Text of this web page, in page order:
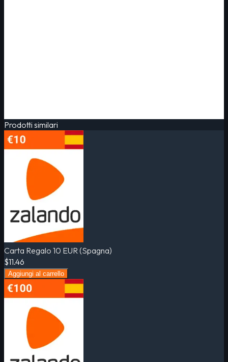
Prodotti similari
Carta Regalo 10 EUR (Spagna)
$11.46
Aggiungi al carrello